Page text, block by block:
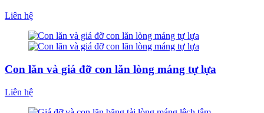
Liên hệ
Con lăn và giá đỡ con lăn lòng máng tự lựa
Liên hệ